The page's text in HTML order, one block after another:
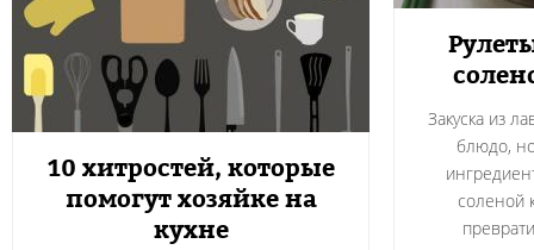
Закуска из
блюдо,
соленой
10 хитростей, которые
помогут хозяйке на
кухне